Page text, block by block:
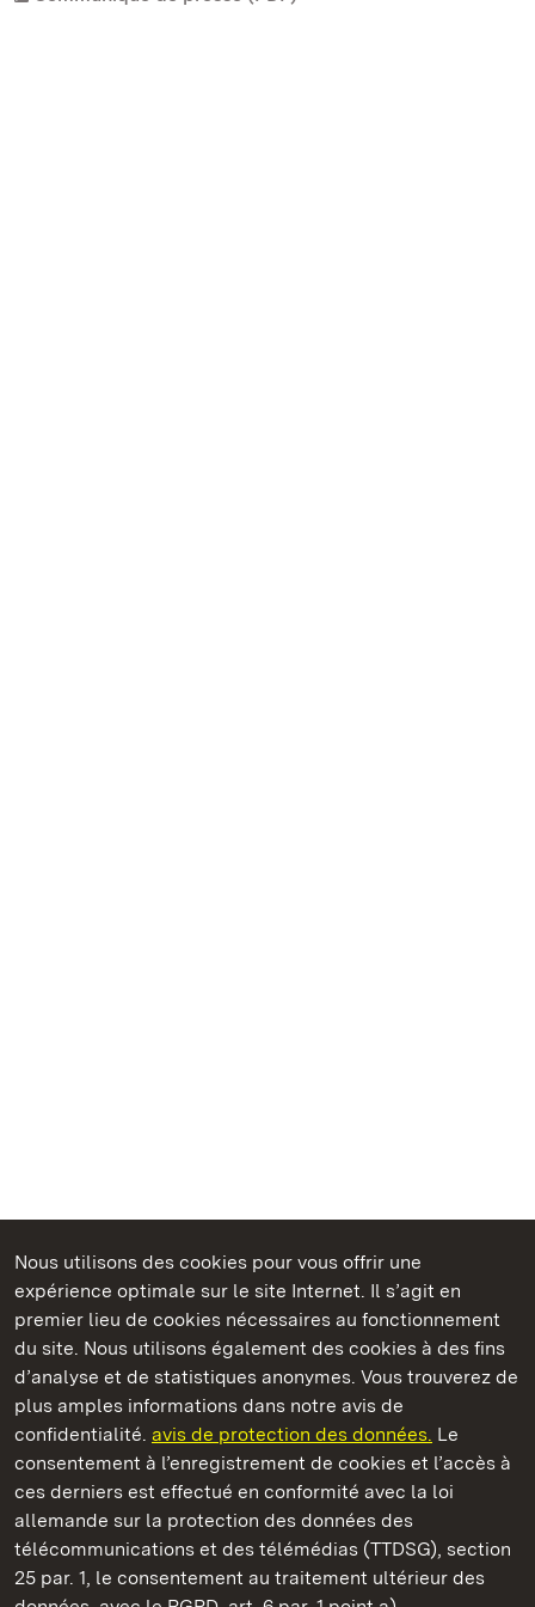
Nous utilisons des cookies pour vous offrir une
expérience optimale sur le site Internet. Il s’agit en
premier lieu de cookies nécessaires au fonctionnement
du site. Nous utilisons également des cookies à des fins
d’analyse et de statistiques anonymes. Vous trouverez de
plus amples informations dans notre avis de
confidentialité. avis de protection des données. Le
consentement à l’enregistrement de cookies et l’accès à
ces derniers est effectué en conformité avec la loi
allemande sur la protection des données des
télécommunications et des télémédias (TTDSG), section
25 par. 1, le consentement au traitement ultérieur des
Châteaux et jardins publics du Bade-Wurtemberg
Staatliche Schlösser und Gärten Baden‑Württemberg
Châteaux et jardins publics du Bade-Wurtemberg
ContactFAQ et réponsesMentions légales
Protection des données
Explications sur l’accessibilité